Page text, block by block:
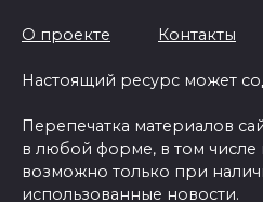
О проекте Контакты
Настоящий ресурс может
Перепечатка материалов
в любой форме, в том
возможно только при
использованные новости.